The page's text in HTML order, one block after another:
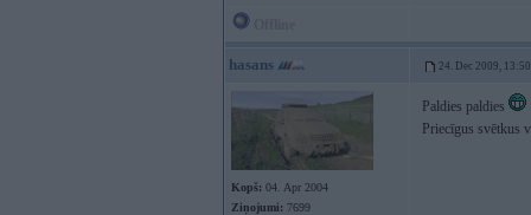
hasans 24. Dec 2009, 13:50
Kopš: 04. Apr 2004
Ziņojumi: 7699
Paldies paldies
Priecīgus svētkus